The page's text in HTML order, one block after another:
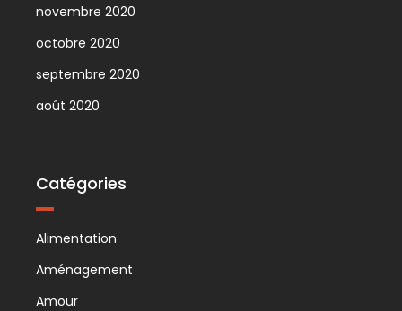
novembre 2020
octobre 2020
septembre 2020
août 2020
Catégories
Alimentation
Aménagement
Amour